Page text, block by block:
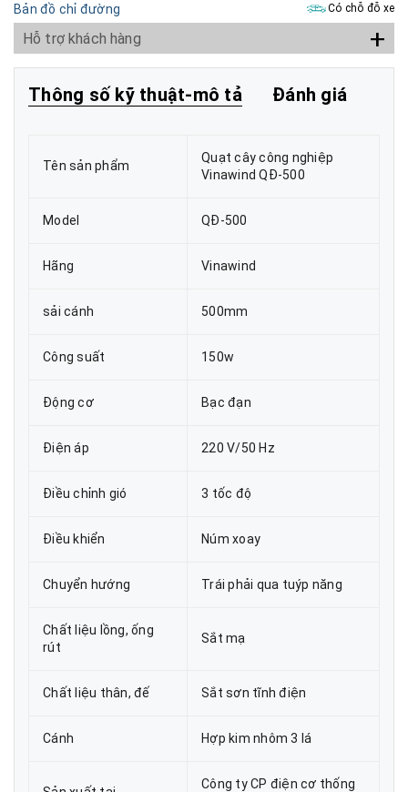
Bản đồ chỉ đường Có chỗ đỗ xe
Hỗ trợ khách hàng +
Thông số kỹ thuật-mô tả Đánh giá
Tên sản phẩm
Quạt cây công nghiệp
Vinawind QĐ-500
Model QĐ-500
Hãng Vinawind
sải cánh 500mm
Công suất 150w
Động cơ Bạc đạn
Điện áp 220 V/50 Hz
Điều chỉnh gió 3 tốc độ
Điều khiển Núm xoay
Chuyển hướng Trái phải qua tuýp năng
Chất liệu lồng, ống
rút
Sắt mạ
Chất liệu thân, đế Sắt sơn tĩnh điện
Cánh Hợp kim nhôm 3 lá
Công ty CP điện cơ thống